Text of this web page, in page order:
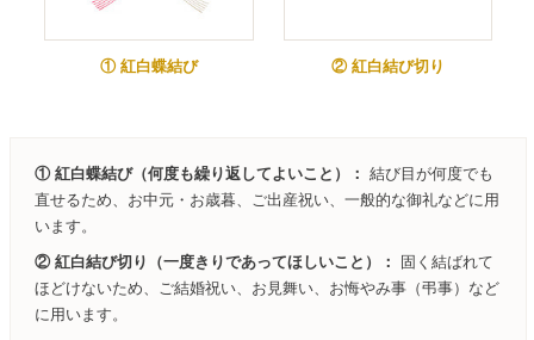
① 紅白蝶結び ② 紅白結び切り
① 紅白蝶結び（何度も繰り返してよいこと）： 結び目が何度でも
直せるため、お中元・お歳暮、ご出産祝い、一般的な御礼などに用
います。
② 紅白結び切り（一度きりであってほしいこと）：
固く結ばれて
ほどけないため、ご結婚祝い、お見舞い、お悔やみ事（弔事）など
に用います。